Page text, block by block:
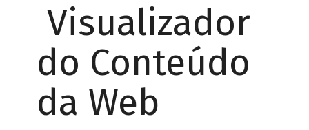
Visualizador
do Conteúdo
da Web